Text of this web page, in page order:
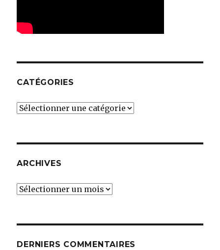
CATÉGORIES
Catégories
ARCHIVES
Archives
DERNIERS COMMENTAIRES